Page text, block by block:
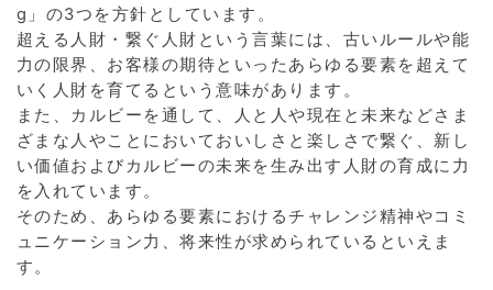
g」の3つを方針としています。
超える人財・繋ぐ人財という言葉には、古いルールや能
力の限界、お客様の期待といったあらゆる要素を超えて
いく人財を育てるという意味があります。
また、カルビーを通して、人と人や現在と未来などさま
ざまな人やことにおいておいしさと楽しさで繋ぐ、新し
い価値およびカルビーの未来を生み出す人財の育成に力
を入れています。
そのため、あらゆる要素におけるチャレンジ精神やコミ
ュニケーション力、将来性が求められているといえま
す。